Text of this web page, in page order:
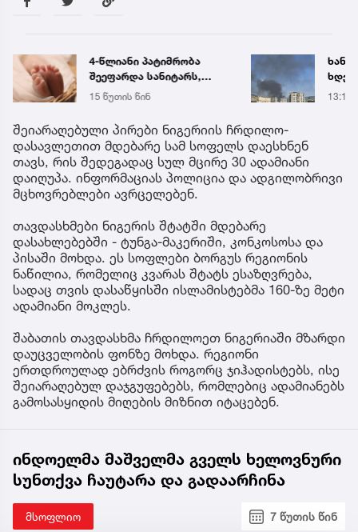
4-წლიანი პატიმრობა
შეეფარდა სანიტარს,
რომელმაც ბათუმის
კლინიკის
საპირფარეშოში
იმშობიარა და
ახალშობილს
სასიკვდილო
დაზიანებები მიაყენა
15 წუთის წინ 13:14
შეიარაღებული პირები ნიგერიის ჩრდილო-
დასავლეთით მდებარე სამ სოფელს დაესხნენ
თავს, რის შედეგადაც სულ მცირე 30 ადამიანი
დაიღუპა. ინფორმაციას პოლიცია და ადგილობრივი
მცხოვრებლები ავრცელებენ.
თავდასხმები ნიგერის შტატში მდებარე
დასახლებებში - ტუნგა-მაკერიში, კონკოსოსა და
პისაში მოხდა. ეს სოფლები ბორგუს რეგიონის
ნაწილია, რომელიც ​კვარას შტატს ესაზღვრება,
სადაც თვის დასაწყისში ისლამისტებმა 160-ზე მეტი
ადამიანი მოკლეს.
შაბათის თავდასხმა ჩრდილოეთ ნიგერიაში მზარდი
დაუცველობის ფონზე მოხდა. რეგიონი
ერთდროულად ებრძვის როგორც ჯიჰადისტებს, ისე
შეიარაღებულ დაჯგუფებებს, რომლებიც ადამიანებს
გამოსასყიდის მიღების მიზნით იტაცებენ.
ინდოელმა მაშველმა გველს ხელოვნური
სუნთქვა ჩაუტარა და გადაარჩინა
მსოფლიო 7 წუთის წინ